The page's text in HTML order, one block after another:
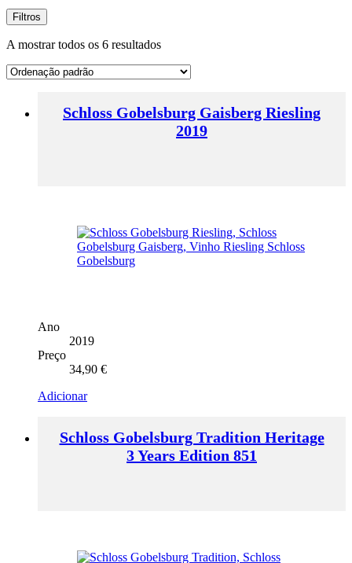
Filtros
A mostrar todos os 6 resultados
Schloss Gobelsburg Gaisberg Riesling
2019
Ano
2019
Preço
34,90 €
Adicionar
Schloss Gobelsburg Tradition Heritage
3 Years Edition 851